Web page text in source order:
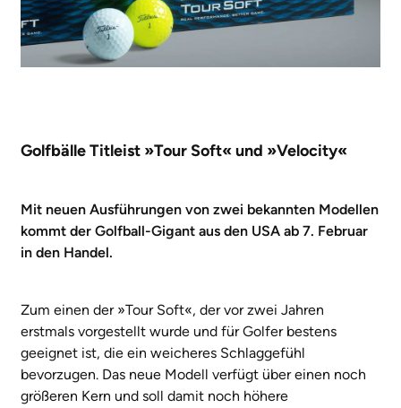
Golfbälle Titleist »Tour Soft« und »Velocity«
Mit neuen Ausführungen von zwei bekannten Modellen
kommt der Golfball-Gigant aus den USA ab 7. Februar
in den Handel.
Zum einen der »Tour Soft«, der vor zwei Jahren
erstmals vorgestellt wurde und für Golfer bestens
geeignet ist, die ein weicheres Schlaggefühl
bevorzugen. Das neue Modell verfügt über einen noch
größeren Kern und soll damit noch höhere